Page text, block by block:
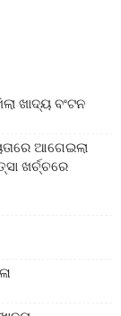
ଖାଦ୍ୟ ବଂଟନ
ଆଗେଇଲା
ଖର୍ଚ୍ଚରେ